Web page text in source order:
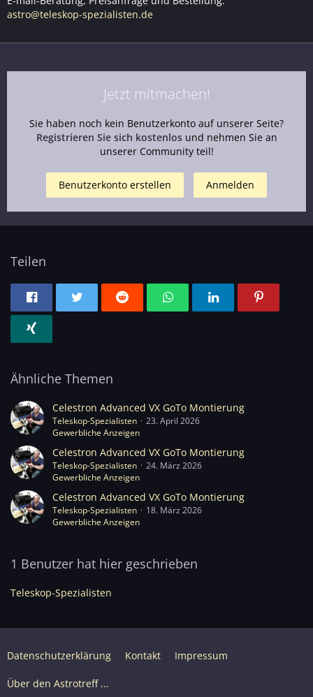
astro@teleskop-spezialisten.de
Jetzt mitmachen!
Sie haben noch kein Benutzerkonto auf unserer Seite?
Registrieren Sie sich kostenlosund nehmen Sie an
unserer Community teil!
Benutzerkonto erstellen Anmelden
Teilen
Ähnliche Themen
Celestron Advanced VX GoTo Montierung
Teleskop-Spezialisten
23. April 2026
Gewerbliche Anzeigen
Celestron Advanced VX GoTo Montierung
Teleskop-Spezialisten
24. März 2026
Gewerbliche Anzeigen
Celestron Advanced VX GoTo Montierung
Teleskop-Spezialisten
18. März 2026
Gewerbliche Anzeigen
1 Benutzer hat hier geschrieben
Teleskop-Spezialisten
Datenschutzerklärung Kontakt Impressum
Über den Astrotreff ...